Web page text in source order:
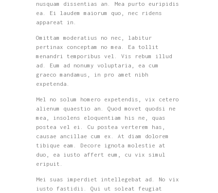
nusquam dissentias an. Mea purto euripidis
ea. Ei laudem maiorum quo, nec ridens
appareat in.
Omittam moderatius no nec, labitur
pertinax conceptam no mea. Ea tollit
menandri temporibus vel. Vis rebum illud
ad. Eum ad nonumy voluptaria, ea cum
graeco mandamus, in pro amet nibh
expetenda.
Mel no solum homero expetendis, vix cetero
alienum quaestio an. Quod movet quodsi ne
mea, insolens eloquentiam his ne, quas
postea vel ei. Cu postea verterem has,
causae ancillae cum ex. At diam dolorem
tibique eam. Decore ignota molestie at
duo, ea iusto affert eum, cu vix simul
eripuit.
Mei suas imperdiet intellegebat ad. No vix
iusto fastidii. Qui ut soleat feugiat